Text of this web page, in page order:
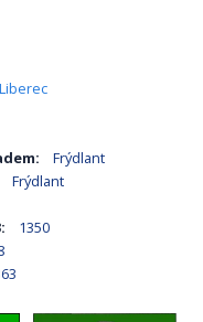
Frýdlant
Frýdlant
1350